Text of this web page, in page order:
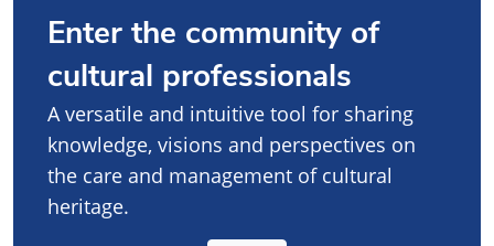
Enter the community of
cultural professionals
A versatile and intuitive tool for sharing
knowledge, visions and perspectives on
the care and management of cultural
heritage.